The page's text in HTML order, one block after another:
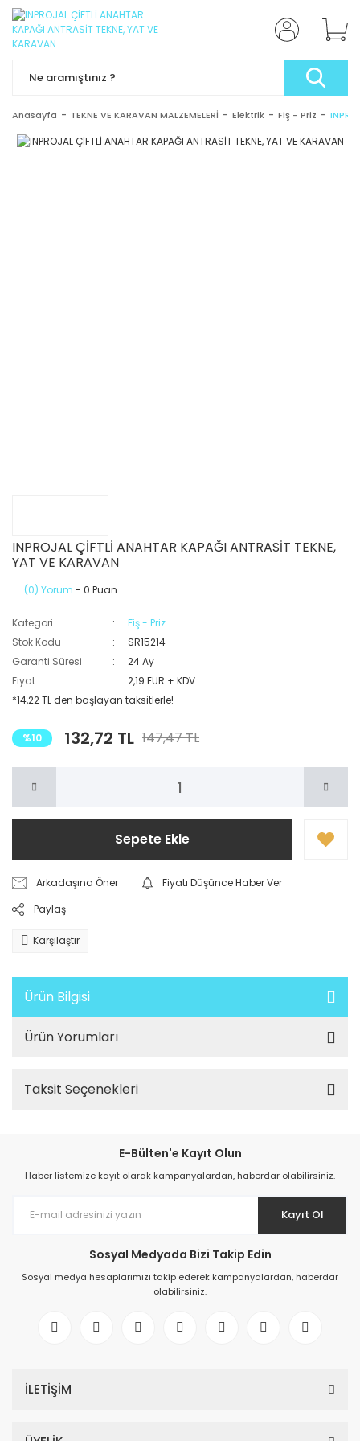
Anasayfa TEKNE VE KARAVAN MALZEMELERİ Elektrik Fiş - Priz
INPROJAL ÇİFTLİ ANAHTAR KAPAĞI ANTRASİT TEKNE,
YAT VE KARAVAN
(0) Yorum - 0 Puan
Kategori
Fiş - Priz
Stok Kodu
SR15214
Garanti Süresi
24 Ay
Fiyat
2,19 EUR + KDV
*14,22 TL den başlayan taksitlerle!
%10 132,72 TL 147,47 TL
Sepete Ekle
Arkadaşına Öner
Fiyatı Düşünce Haber Ver
Paylaş
Karşılaştır
Ürün Bilgisi
Ürün Yorumları
Taksit Seçenekleri
E-Bülten'e Kayıt Olun
Haber listemize kayıt olarak kampanyalardan, haberdar olabilirsiniz.
Kayıt Ol
Sosyal Medyada Bizi Takip Edin
Sosyal medya hesaplarımızı takip ederek kampanyalardan, haberdar
olabilirsiniz.
İLETİŞİM